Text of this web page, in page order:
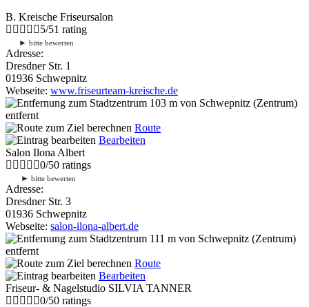
B. Kreische Friseursalon
5/51 rating
► bitte bewerten
Adresse:
Dresdner Str. 1
01936 Schwepnitz
Webseite: www.friseurteam-kreische.de
103 m von Schwepnitz (Zentrum)
entfernt
Route
Bearbeiten
Salon Ilona Albert
0/50 ratings
► bitte bewerten
Adresse:
Dresdner Str. 3
01936 Schwepnitz
Webseite: salon-ilona-albert.de
111 m von Schwepnitz (Zentrum)
entfernt
Route
Bearbeiten
Friseur- & Nagelstudio SILVIA TANNER
0/50 ratings